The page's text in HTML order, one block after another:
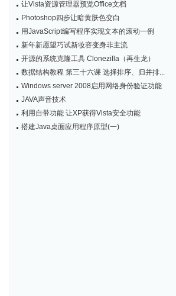
让Vista资源管理器预览Office文档
Photoshop四步让暗黄肤色变白
用JavaScript编写程序实现文本的滚动一例
新年新愿望巧试新妆容变身非主流
开源的系统克隆工具 Clonezilla（再生龙）
数据结构教程 第三十六课 选择排序、归并排...
Windows server 2008启用网络身份验证功能
JAVA声音技术
利用自带功能 让XP获得Vista安全功能
搭建Java桌面应用程序原型(一)